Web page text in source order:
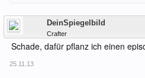
DeinSpiegelbild
Crafter
Schade, dafür pflanz ich einen
25.11.13